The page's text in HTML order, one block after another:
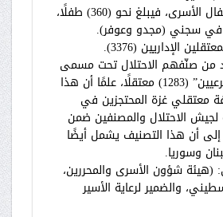
أما عدد الأطفال الأسرى، فيبلغ نحو (360) طفلًا،
في سجني (مجدو وعوفر).
الإداريين (3376).
من صنّفهم الاحتلال تحت مسمى
“المقاتلين غير الشرعيين” (1283) معتقلًا، علمًا أن هذا
معتقلي غزة المحتجزين في
لجيش الاحتلال والمصنفين ضمن
أن هذا التصنيف يشمل أيضًا
وسوريا.
شؤون الأسرى والمحررين،
والضمير لرعاية الأسير